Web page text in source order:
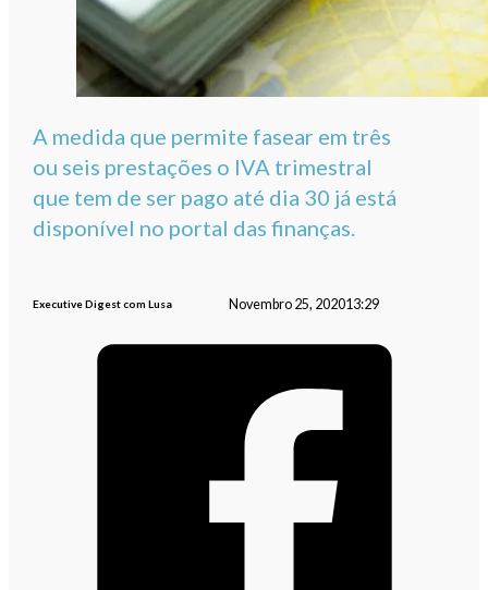
A medida que permite fasear em três
ou seis prestações o IVA trimestral
que tem de ser pago até dia 30 já está
disponível no portal das finanças.
Executive Digest com Lusa Novembro 25, 202013:29